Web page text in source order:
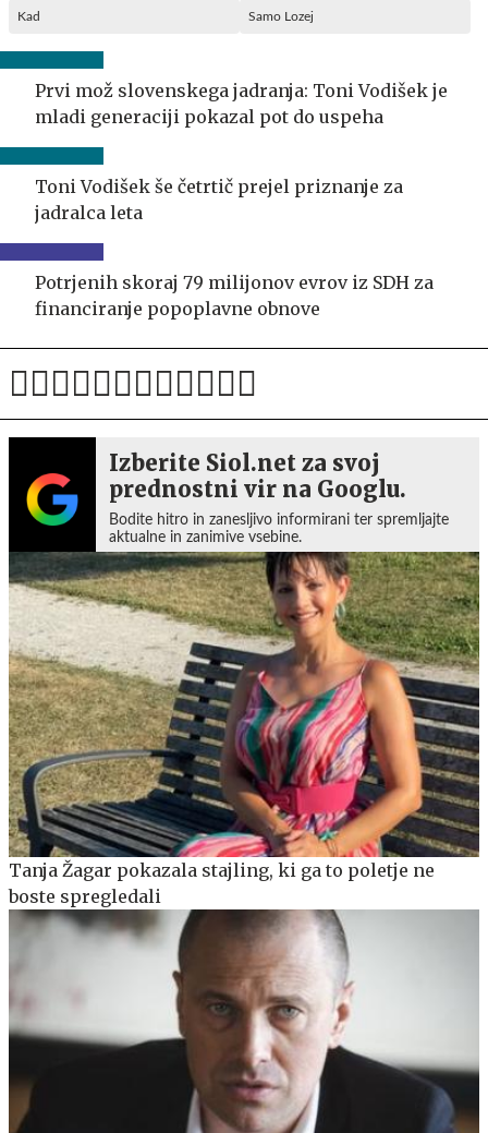
Kad Samo Lozej
Prvi mož slovenskega jadranja: Toni Vodišek je
mladi generaciji pokazal pot do uspeha
Toni Vodišek še četrtič prejel priznanje za
jadralca leta
Potrjenih skoraj 79 milijonov evrov iz SDH za
financiranje popoplavne obnove
Izberite Siol.net za svoj
prednostni vir na Googlu.
Bodite hitro in zanesljivo informirani ter spremljajte
aktualne in zanimive vsebine.
Tanja Žagar pokazala stajling, ki ga to poletje ne
boste spregledali